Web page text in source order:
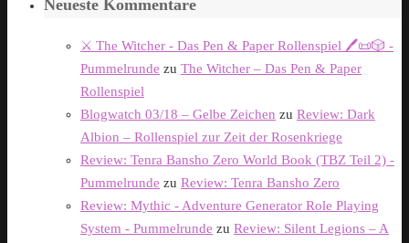
Neueste Kommentare
⚔️ The Witcher - Das Pen & Paper Rollenspiel 🖊️📜🎲 -
Pummelrunde zu The Witcher – Das Pen & Paper
Rollenspiel
Blogwatch 03/18 – Gelbe Zeichen zu Review: Dark
Albion – Rollenspiel zur Zeit der Rosenkriege
Review: Tenra Bansho Zero World Book (TBZ Teil 2) -
Pummelrunde zu Review: Tenra Bansho Zero
Review: Mythic - Adventure Generator Role Playing
System - Pummelrunde zu Review: Silent Legions – A